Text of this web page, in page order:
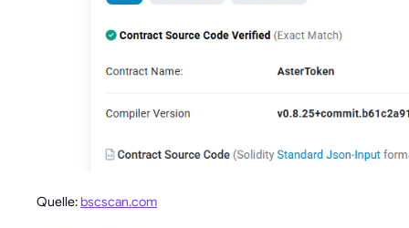
Quelle:bscscan.com